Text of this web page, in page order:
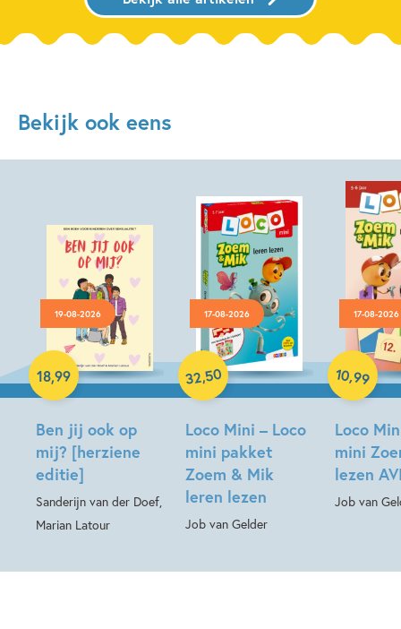
Bekijk ook eens
19-08-2026
Ben jij ook op
mij? [herziene
editie]
Sanderijn van der Doef,
Marian Latour
18,99
Hardcover
17-08-2026
Loco Mini – Loco
mini pakket
Zoem & Mik
leren lezen
Job van Gelder
32,50
Paperback
17-08-2026
Loco
mini
lezen
Job van
10,99
Paperback